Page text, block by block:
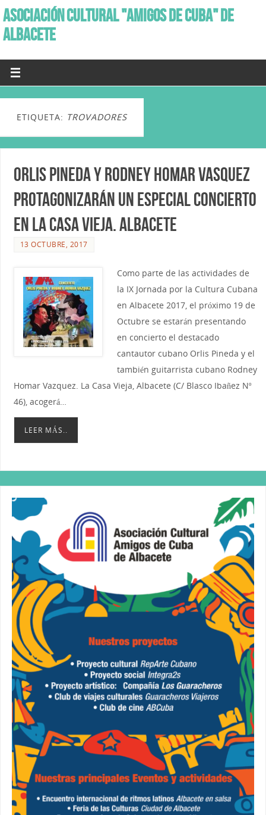
ASOCIACIÓN CULTURAL "AMIGOS DE CUBA" DE
ALBACETE
ETIQUETA: TROVADORES
Orlis Pineda y Rodney Homar Vasquez
protagonizarán un especial concierto
en La Casa Vieja. Albacete
13 OCTUBRE, 2017
Como parte de las actividades de
la IX Jornada por la Cultura Cubana
en Albacete 2017, el próximo 19 de
Octubre se estarán presentando
en concierto el destacado
cantautor cubano Orlis Pineda y el
también guitarrista cubano Rodney
Homar Vazquez. La Casa Vieja, Albacete (C/ Blasco Ibañez Nº
46), acogerá…
LEER MÁS..